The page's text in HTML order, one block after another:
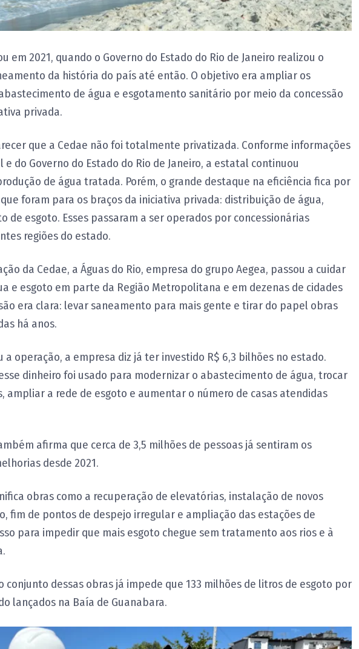
em 2021, quando o Governo do Estado do Rio de Janeiro realizou o
da história do país até então. O objetivo era ampliar os
de água e esgotamento sanitário por meio da concessão
privada.
que a Cedae não foi totalmente privatizada. Conforme informações
e do Governo do Estado do Rio de Janeiro, a estatal continuou
de água tratada. Porém, o grande destaque na eficiência fica por
foram para os braços da iniciativa privada: distribuição de água,
de esgoto. Esses passaram a ser operados por concessionárias
regiões do estado.
da Cedae, a Águas do Rio, empresa do grupo Aegea, passou a cuidar
e esgoto em parte da Região Metropolitana e em dezenas de cidades
era clara: levar saneamento para mais gente e tirar do papel obras
há anos.
a operação, a empresa diz já ter investido R$ 6,3 bilhões no estado.
dinheiro foi usado para modernizar o abastecimento de água, trocar
ampliar a rede de esgoto e aumentar o número de casas atendidas
afirma que cerca de 3,5 milhões de pessoas já sentiram os
desde 2021.
obras como a recuperação de elevatórias, instalação de novos
fim de pontos de despejo irregular e ampliação das estações de
para impedir que mais esgoto chegue sem tratamento aos rios e à
conjunto dessas obras já impede que 133 milhões de litros de esgoto por
lançados na Baía de Guanabara.